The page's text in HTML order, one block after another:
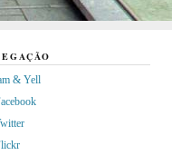
& Yell